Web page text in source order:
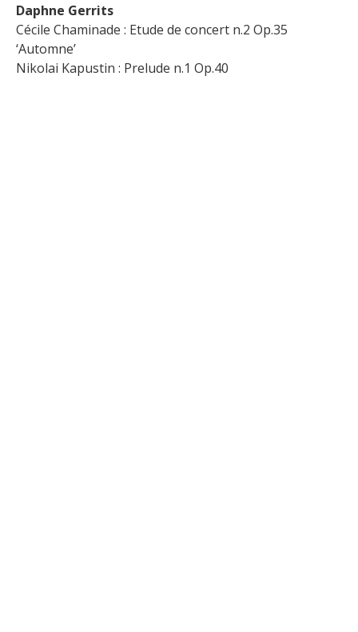
Daphne Gerrits
Cécile Chaminade : Etude de concert n.2 Op.35
‘Automne’
Nikolai Kapustin : Prelude n.1 Op.40